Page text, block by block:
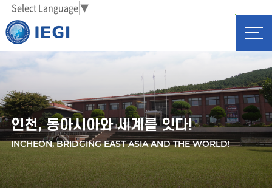
Select Language▼
전
체
메
인천, 동아시아와 세계를 잇다!
INCHEON, BRIDGING EAST ASIA AND THE WORLD!